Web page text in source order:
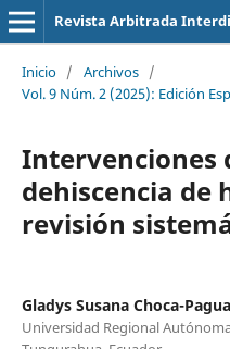
Inicio / Archivos /
Vol. 9 Núm. 2 (2025): Edición
Intervenciones
dehiscencia de
revisión
Gladys Susana Choca-
Universidad Regional